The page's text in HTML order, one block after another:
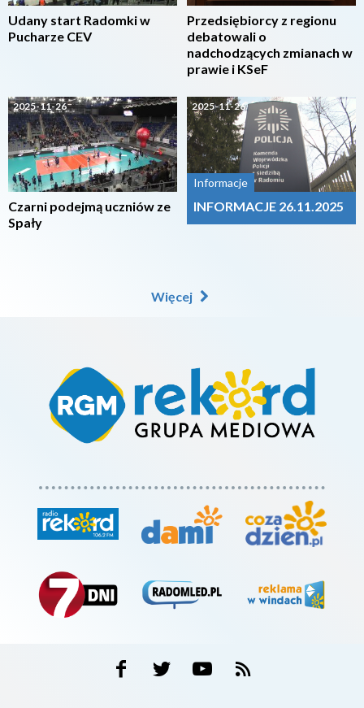
Udany start Radomki w
Pucharze CEV
2025-11-26
Czarni podejmą uczniów ze
Spały
Przedsiębiorcy z regionu
debatowali o
nadchodzących zmianach w
prawie i KSeF
2025-11-26
Informacje
INFORMACJE 26.11.2025
Więcej